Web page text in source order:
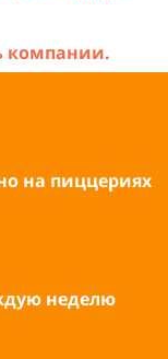
компании.
на пиццериях
неделю